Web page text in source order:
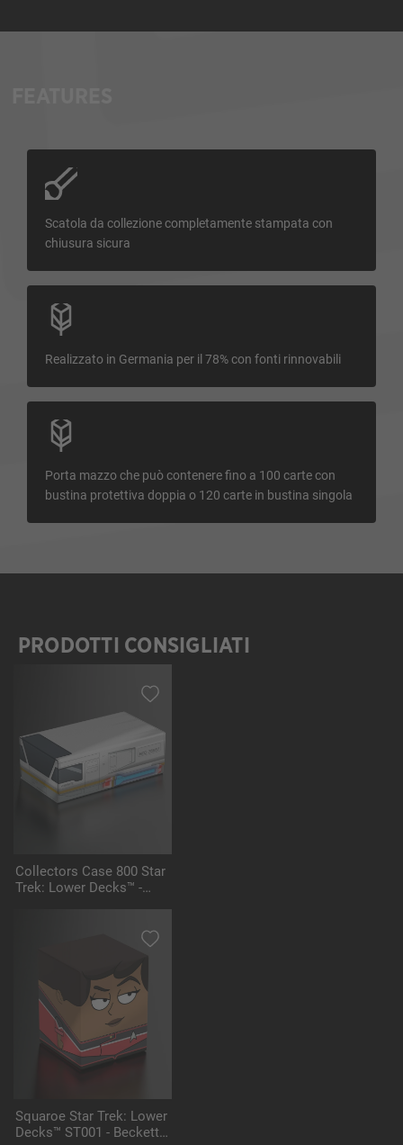
Scatola da collezione completamente stampata con
chiusura sicura
Realizzato in Germania per il 78% con fonti rinnovabili
Porta mazzo che può contenere fino a 100 carte con
bustina protettiva doppia o 120 carte in bustina singola
Salta la galleria dei prodotti
PRODOTTI CONSIGLIATI
Collectors Case 800 Star
Trek: Lower Decks™ -
Squaroe Star Trek: Lower
Decks™ ST001 - Beckett